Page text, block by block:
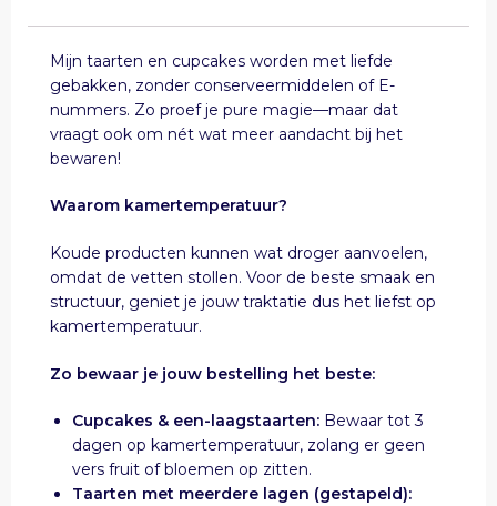
Mijn taarten en cupcakes worden met liefde
gebakken, zonder conserveermiddelen of E-
nummers. Zo proef je pure magie—maar dat
vraagt ook om nét wat meer aandacht bij het
bewaren!
Waarom kamertemperatuur?
Koude producten kunnen wat droger aanvoelen,
omdat de vetten stollen. Voor de beste smaak en
structuur, geniet je jouw traktatie dus het liefst op
kamertemperatuur.
Zo bewaar je jouw bestelling het beste:
Cupcakes & een-laagstaarten: Bewaar tot 3
dagen op kamertemperatuur, zolang er geen
vers fruit of bloemen op zitten.
Taarten met meerdere lagen (gestapeld):